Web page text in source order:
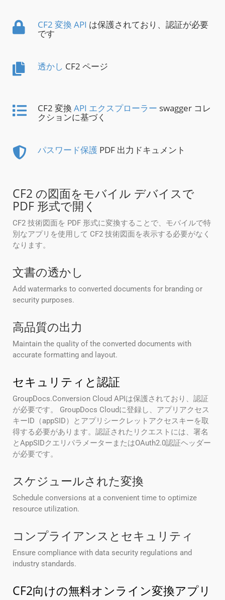
CF2 変換 API は保護されており、認証が必要
です
透かし CF2 ページ
CF2 変換 API エクスプローラー swagger コレ
クションに基づく
パスワード保護 PDF 出力ドキュメント
CF2 の図面をモバイル デバイスで
PDF 形式で開く
CF2 技術図面を PDF 形式に変換することで、モバイルで特
別なアプリを使用して CF2 技術図面を表示する必要がなく
なります。
文書の透かし
Add watermarks to converted documents for branding or
security purposes.
高品質の出力
Maintain the quality of the converted documents with
accurate formatting and layout.
セキュリティと認証
GroupDocs.Conversion Cloud APIは保護されており、認証
が必要です。 GroupDocs Cloudに登録し、アプリアクセス
キーID（appSID）とアプリシークレットアクセスキーを取
得する必要があります。認証されたリクエストには、署名
とAppSIDクエリパラメーターまたはOAuth2.0認証ヘッダー
が必要です。
スケジュールされた変換
Schedule conversions at a convenient time to optimize
resource utilization.
コンプライアンスとセキュリティ
Ensure compliance with data security regulations and
industry standards.
CF2向けの無料オンライン変換アプリ